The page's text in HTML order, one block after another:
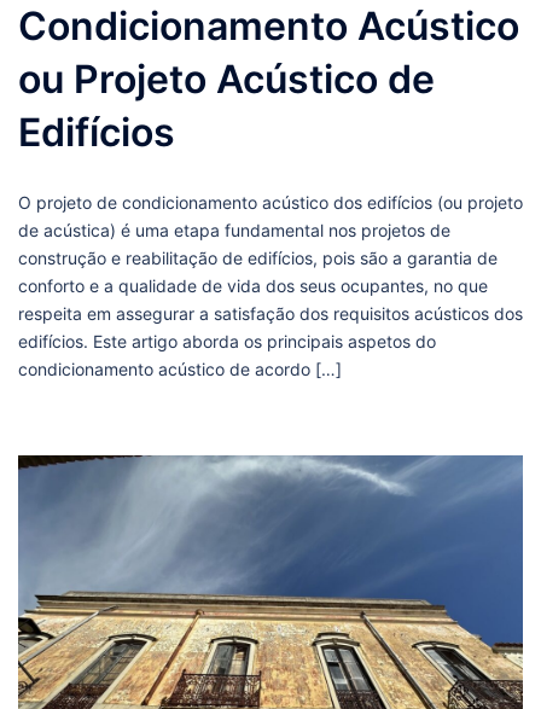
Condicionamento Acústico
ou Projeto Acústico de
Edifícios
O projeto de condicionamento acústico dos edifícios (ou projeto
de acústica) é uma etapa fundamental nos projetos de
construção e reabilitação de edifícios, pois são a garantia de
conforto e a qualidade de vida dos seus ocupantes, no que
respeita em assegurar a satisfação dos requisitos acústicos dos
edifícios. Este artigo aborda os principais aspetos do
condicionamento acústico de acordo […]